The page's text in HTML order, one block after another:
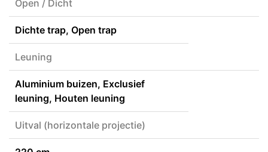
Open / Dicht
Dichte trap, Open trap
Leuning
Aluminium buizen, Exclusief
leuning, Houten leuning
Uitval (horizontale projectie)